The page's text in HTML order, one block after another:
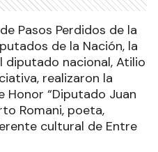
Pasos Perdidos de la
de la Nación, la
nacional, Atilio
realizaron la
Honor “Diputado Juan
Romani, poeta,
cultural de Entre